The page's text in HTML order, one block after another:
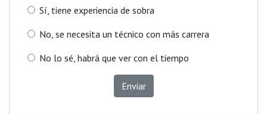
Sí, tiene experiencia de sobra
No, se necesita un técnico con más carrera
No lo sé, habrá que ver con el tiempo
Enviar